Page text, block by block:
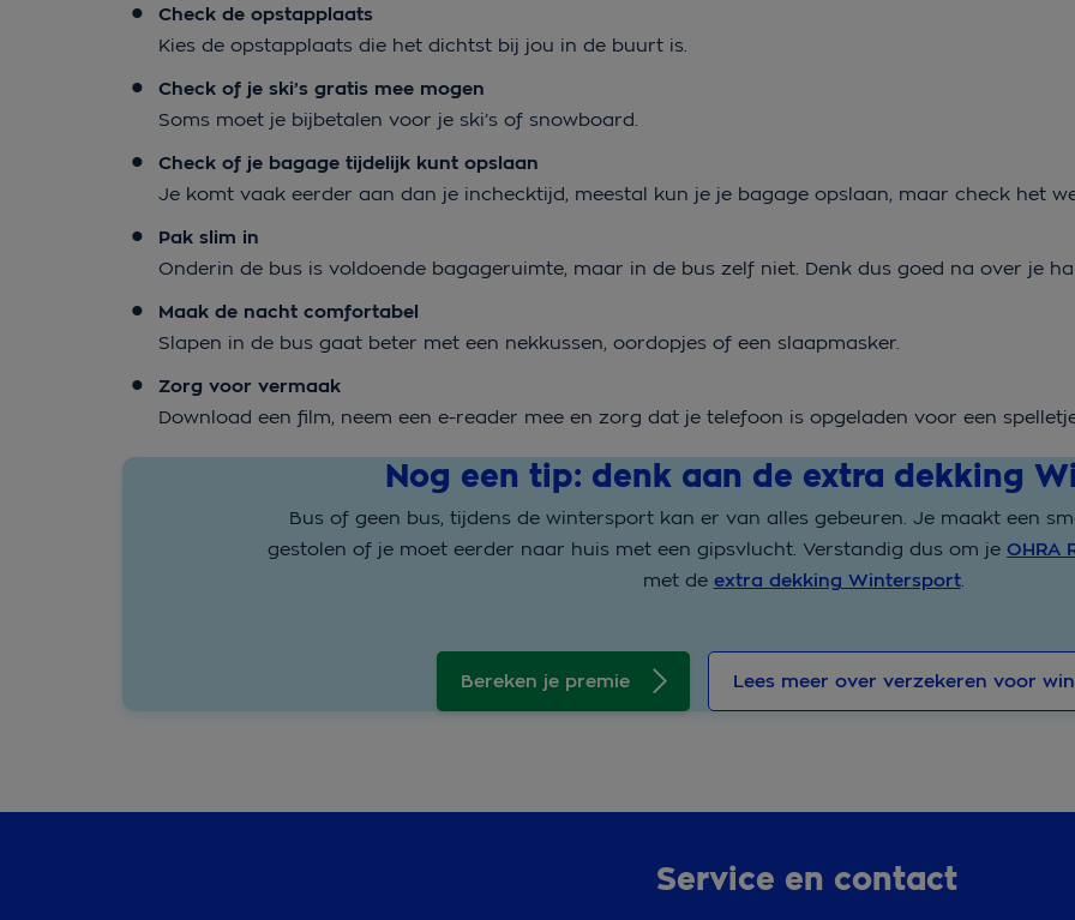
Check de opstapplaats
Kies de opstapplaats die het dichtst bij jou in de buurt is.
Check of je ski’s gratis mee mogen
Soms moet je bijbetalen voor je ski’s of snowboard.
Check of je bagage tijdelijk kunt opslaan
Je komt vaak eerder aan dan je inchecktijd, meestal kun je je bagage opslaan, maar check het
Pak slim in
Onderin de bus is voldoende bagageruimte, maar in de bus zelf niet. Denk dus goed na over je
Maak de nacht comfortabel
Slapen in de bus gaat beter met een nekkussen, oordopjes of een slaapmasker.
Zorg voor vermaak
Download een film, neem een e-reader mee en zorg dat je telefoon is opgeladen voor een
Nog een tip: denk aan de extra dekking
Bus of geen bus, tijdens de wintersport kan er van alles gebeuren. Je maakt een
gestolen of je moet eerder naar huis met een gipsvlucht. Verstandig dus om je OHRA
met de extra dekking Wintersport.
Bereken je premie Lees meer over verzekeren voor
Service en contact